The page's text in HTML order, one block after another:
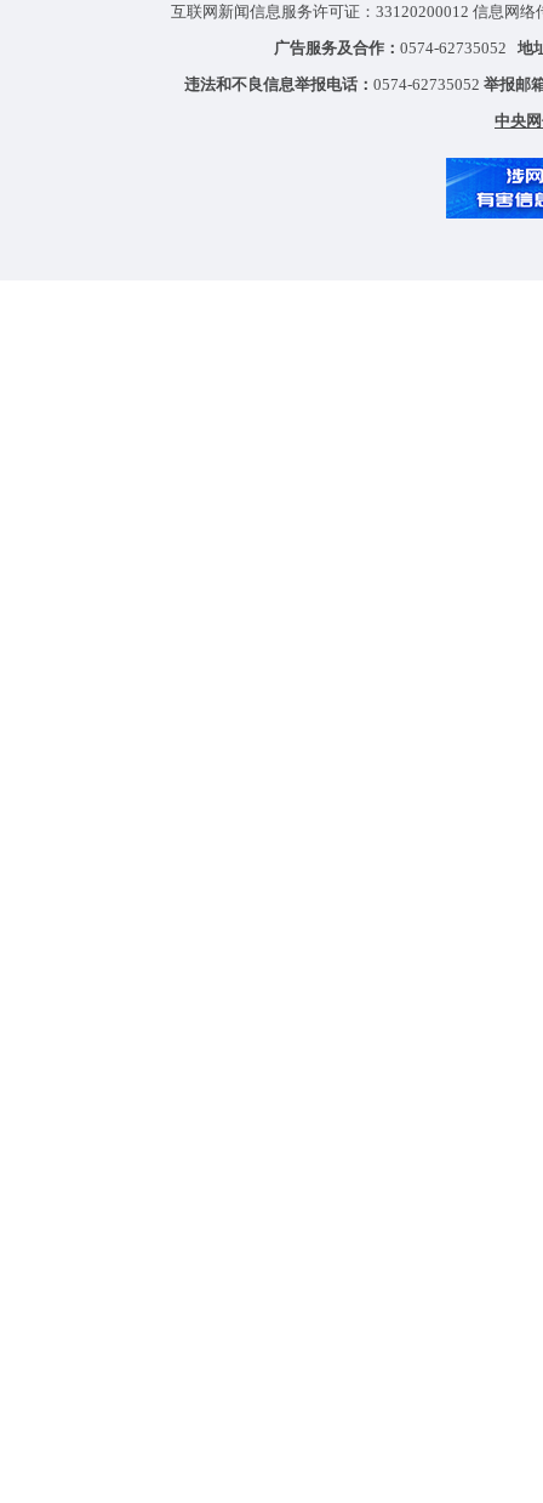
互联网新闻信息服务许可证：33120200012 信息网
广告服务及合作： 0574-62735052 地
违法和不良信息举报电话： 0574-62735052 举报邮
中央